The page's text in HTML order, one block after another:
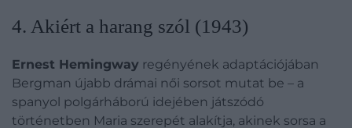
4. Akiért a harang szól (1943)
Ernest Hemingway regényének adaptációjában
Bergman újabb drámai női sorsot mutat be – a
spanyol polgárháború idejében játszódó
történetben Maria szerepét alakítja, akinek sorsa a